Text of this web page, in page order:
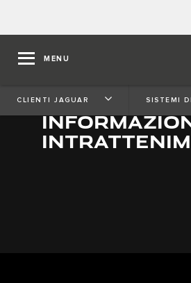
MENU
CLIENTI JAGUAR ​​​SISTEMI
CONFIGURA